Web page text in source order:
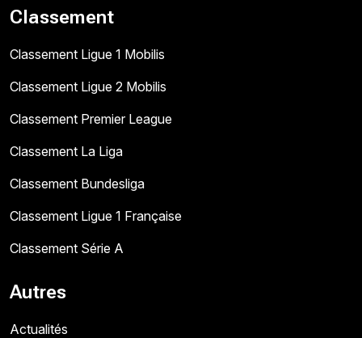
Classement
Classement Ligue 1 Mobilis
Classement Ligue 2 Mobilis
Classement Premier League
Classement La Liga
Classement Bundesliga
Classement Ligue 1 Française
Classement Série A
Autres
Actualités